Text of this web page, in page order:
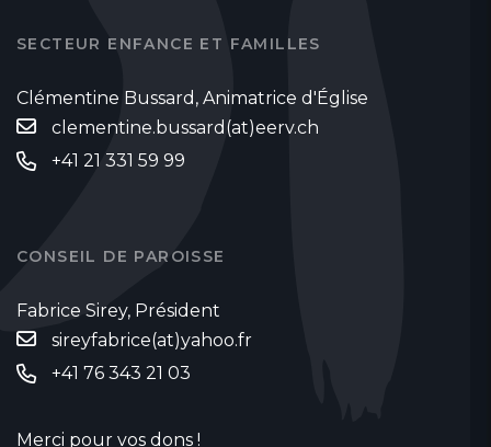
SECTEUR ENFANCE ET FAMILLES
Clémentine Bussard, Animatrice d'Église
clementine.bussard(at)eerv.ch
+41 21 331 59 99
CONSEIL DE PAROISSE
Fabrice Sirey, Président
sireyfabrice(at)yahoo.fr
‭+41 76 343 21 03‬
Merci pour vos dons !